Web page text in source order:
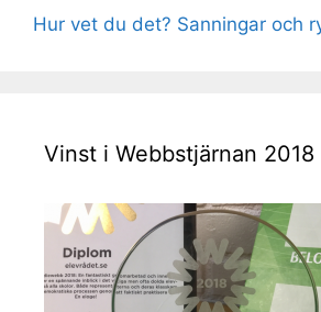
Hur vet du det? Sanningar och
Vinst i Webbstjärnan 2018